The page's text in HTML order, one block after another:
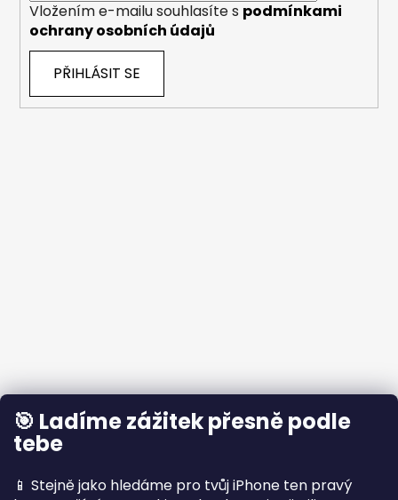
🎯 Ladíme zážitek přesně podle
tebe
📱 Stejně jako hledáme pro tvůj iPhone ten pravý
Vložením e-mailu souhlasíte s podmínkami
ochrany osobních údajů
PŘIHLÁSIT SE